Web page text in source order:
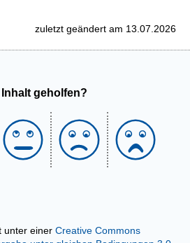
zuletzt geändert am 13.07.2026
geholfen?
unter einer Creative Commons